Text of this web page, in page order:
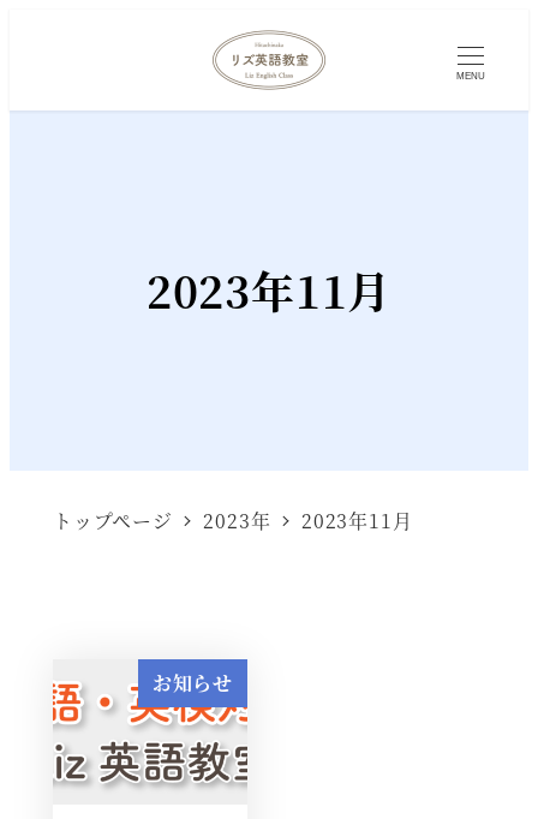
MENU
2023年11月
トップページ 2023年 2023年11月
お知らせ